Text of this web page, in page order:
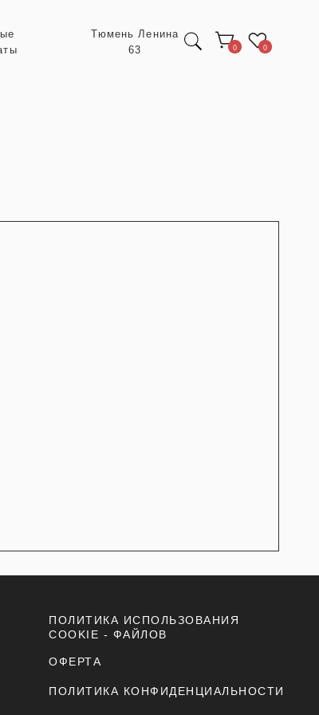
Тюмень Ленина
ПОЛИТИКА КОНФИДЕНЦИАЛЬНОСТИ
ПОЛИТИКА ИСПОЛЬЗОВАНИЯ
COOKIE - ФАЙЛОВ
ОФЕРТА